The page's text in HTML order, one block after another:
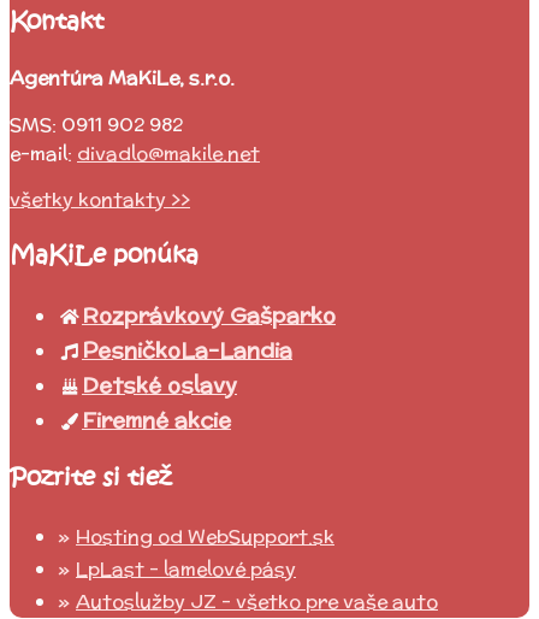
Kontakt
Agentúra MaKiLe, s.r.o.
SMS: 0911 902 982
e-mail: divadlo@makile.net
všetky kontakty >>
MaKiLe ponúka
Rozprávkový Gašparko
PesničkoLa-Landia
Detské oslavy
Firemné akcie
Pozrite si tiež
Hosting od WebSupport.sk
LpLast - lamelové pásy
Autoslužby JZ - všetko pre vaše auto